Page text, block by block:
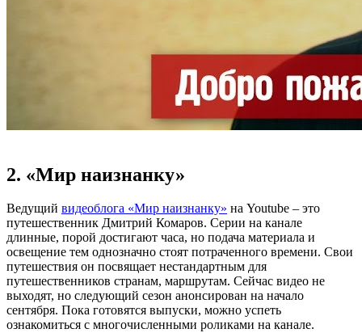
2. «Мир наизнанку»
Ведущий видеоблога «Мир наизнанку» на Youtube – это
путешественник Дмитрий Комаров. Серии на канале
длинные, порой достигают часа, но подача материала и
освещение тем однозначно стоят потраченного времени. Свои
путешествия он посвящает нестандартным для
путешественников странам, маршрутам. Сейчас видео не
выходят, но следующий сезон анонсирован на начало
сентября. Пока готовятся выпуски, можно успеть
ознакомиться с многочисленными роликами на канале.